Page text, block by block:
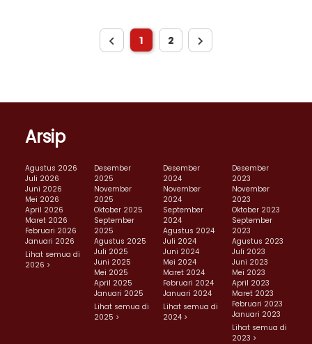
1 2
Arsip
Agustus 2026
Juli 2026
Juni 2026
Mei 2026
April 2026
Maret 2026
Februari 2026
Januari 2026
Lihat semua di
2026 >
Desember
2025
November
2025
Oktober 2025
September
2025
Agustus 2025
Juli 2025
Juni 2025
Mei 2025
April 2025
Januari 2025
Lihat semua di
2025 >
Desember
2024
November
2024
September
2024
Agustus 2024
Juli 2024
Juni 2024
Mei 2024
Maret 2024
Februari 2024
Januari 2024
Lihat semua di
2024 >
Desember
2023
November
2023
Oktober 2023
September
2023
Agustus 2023
Juli 2023
Juni 2023
Mei 2023
April 2023
Maret 2023
Februari 2023
Januari 2023
Lihat semua di
2023 >